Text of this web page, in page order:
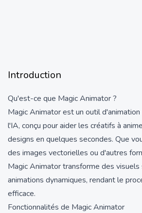
Introduction
Qu'est-ce que Magic Animator ?
Magic Animator est un outil
l'IA, conçu pour aider les créatifs à
designs en quelques secondes. Que
des images vectorielles ou d'autres
Magic Animator transforme des
animations dynamiques, rendant le
efficace.
Fonctionnalités de Magic Animator